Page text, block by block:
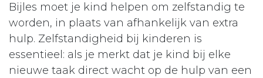
Bijles moet je kind helpen om zelfstandig te
worden, in plaats van afhankelijk van extra
hulp. Zelfstandigheid bij kinderen is
essentieel: als je merkt dat je kind bij elke
nieuwe taak direct wacht op de hulp van een